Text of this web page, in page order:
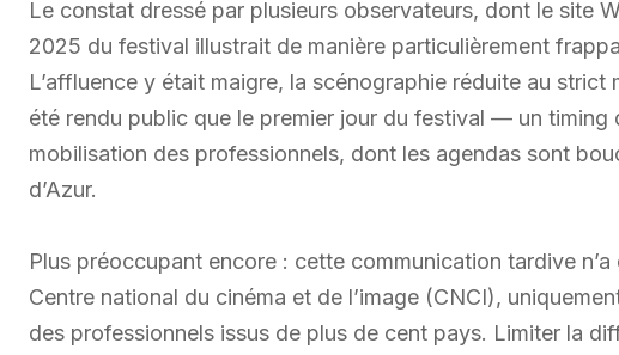
Le constat dressé par plusieurs observateurs, dont le site
2025 du festival illustrait de manière particulièrement
L’affluence y était maigre, la scénographie réduite au strict
été rendu public que le premier jour du festival — un timing
mobilisation des professionnels, dont les agendas sont
d’Azur.
Plus préoccupant encore : cette communication tardive
Centre national du cinéma et de l’image (CNCI),
des professionnels issus de plus de cent pays. Limiter la